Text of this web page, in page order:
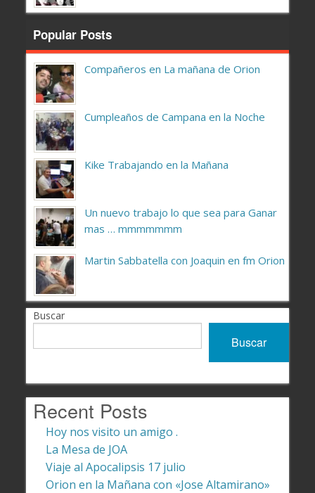
Popular Posts
Compañeros en La mañana de Orion
Cumpleaños de Campana en la Noche
Kike Trabajando en la Mañana
Un nuevo trabajo lo que sea para Ganar
mas … mmmmmmm
Martin Sabbatella con Joaquin en fm Orion
Buscar
Buscar
Recent Posts
Hoy nos visito un amigo .
La Mesa de JOA
Viaje al Apocalipsis 17 julio
Orion en la Mañana con «Jose Altamirano»